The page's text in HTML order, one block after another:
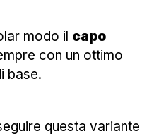
modo il capo
con un ottimo
base.
questa variante